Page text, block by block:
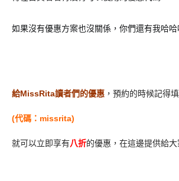
如果沒有優惠方案也沒關係，你們還有我哈
給MissRita讀者們的優惠 ，預約的時候記得
(代碼：missrita)
就可以立即享有八折的優惠，在這邊提供給